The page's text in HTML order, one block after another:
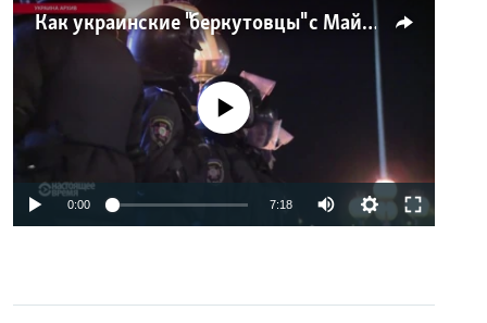
Как украинские "беркутовцы" с Майдана стали ОМОНом с Тверской
No media source currently available
0:00 7:18